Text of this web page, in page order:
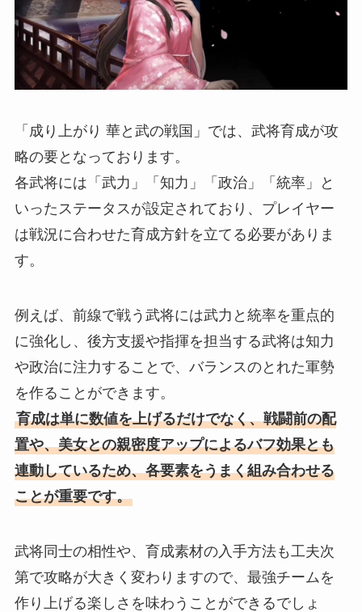
「成り上がり 華と武の戦国」では、武将育成が攻
略の要となっております。
各武将には「武力」「知力」「政治」「統率」と
いったステータスが設定されており、プレイヤー
は戦況に合わせた育成方針を立てる必要がありま
す。
例えば、前線で戦う武将には武力と統率を重点的
に強化し、後方支援や指揮を担当する武将は知力
や政治に注力することで、バランスのとれた軍勢
を作ることができます。
育成は単に数値を上げるだけでなく、戦闘前の配
置や、美女との親密度アップによるバフ効果とも
連動しているため、各要素をうまく組み合わせる
ことが重要です。
武将同士の相性や、育成素材の入手方法も工夫次
第で攻略が大きく変わりますので、最強チームを
作り上げる楽しさを味わうことができるでしょ